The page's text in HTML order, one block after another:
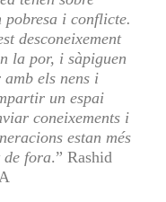
pobresa i conflicte.
desconeixement
la por, i sàpiguen
els nens i
un espai
coneixements i
estan més
de fora.” Rashid